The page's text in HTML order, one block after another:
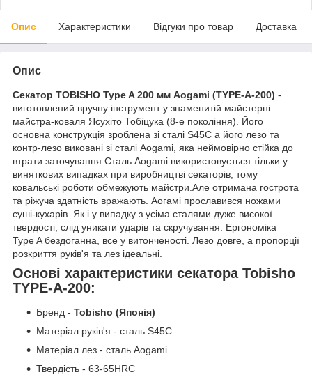
Опис Характеристики Відгуки про товар Доставка
Опис
Секатор TOBISHO Type A 200 мм Aogami (TYPE-A-200) -
виготовлений вручну інструмент у знаменитій майстерні
майстра-коваля Ясухіто Тобіцука (8-е покоління). Його
основна конструкція зроблена зі сталі S45C а його лезо та
контр-лезо виковані зі сталі Aogami, яка неймовірно стійка до
втрати заточування.Сталь Aogami використовується тільки у
виняткових випадках при виробництві секаторів, тому
ковальські роботи обмежують майстри.Але отримана гострота
та ріжуча здатність вражають. Аогамі прославився ножами
суші-кухарів. Як і у випадку з усіма сталями дуже високої
твердості, слід уникати ударів та скручування. Ергономіка
Type A бездоганна, все у витонченості. Лезо довге, а пропорції
розкриття руків'я та лез ідеальні.
Основі характеристики секатора Tobisho
TYPE-A-200:
Бренд - Tobisho (Японія)
Матеріал руків'я - сталь S45C
Матеріал лез - сталь Aogami
Твердість - 63-65HRC